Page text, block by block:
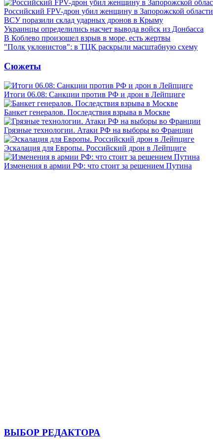
Российский FPV-дрон убил женщину в Запорожской области
ВСУ поразили склад ударных дронов в Крыму
Украинцы определились насчет вывода войск из Донбасса
В Коблево произошел взрыв в море, есть жертвы
"Полк уклонистов": в ТЦК раскрыли масштабную схему
Сюжеты
Итоги 06.08: Санкции против РФ и дрон в Лейпциге
Банкет генералов. Последствия взрыва в Москве
Грязные технологии. Атаки РФ на выборы во Франции
Эскалация для Европы. Российский дрон в Лейпциге
Изменения в армии РФ: что стоит за решением Путина
ВЫБОР РЕДАКТОРА